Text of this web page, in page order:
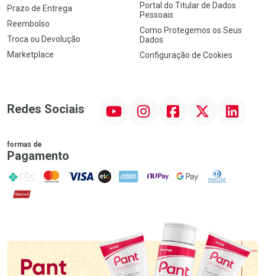
Prazo de Entrega
Reembolso
Troca ou Devolução
Marketplace
Portal do Titular de Dados
Pessoais
Como Protegemos os Seus
Dados
Configuração de Cookies
Redes Sociais InstagramFacebookTwitter Linkedin
formas de
Pagamento
PIX MasterCard
VISA ELO AMEX NuPay Google PayDiners Club
Hipercard
Promoção em Destaque